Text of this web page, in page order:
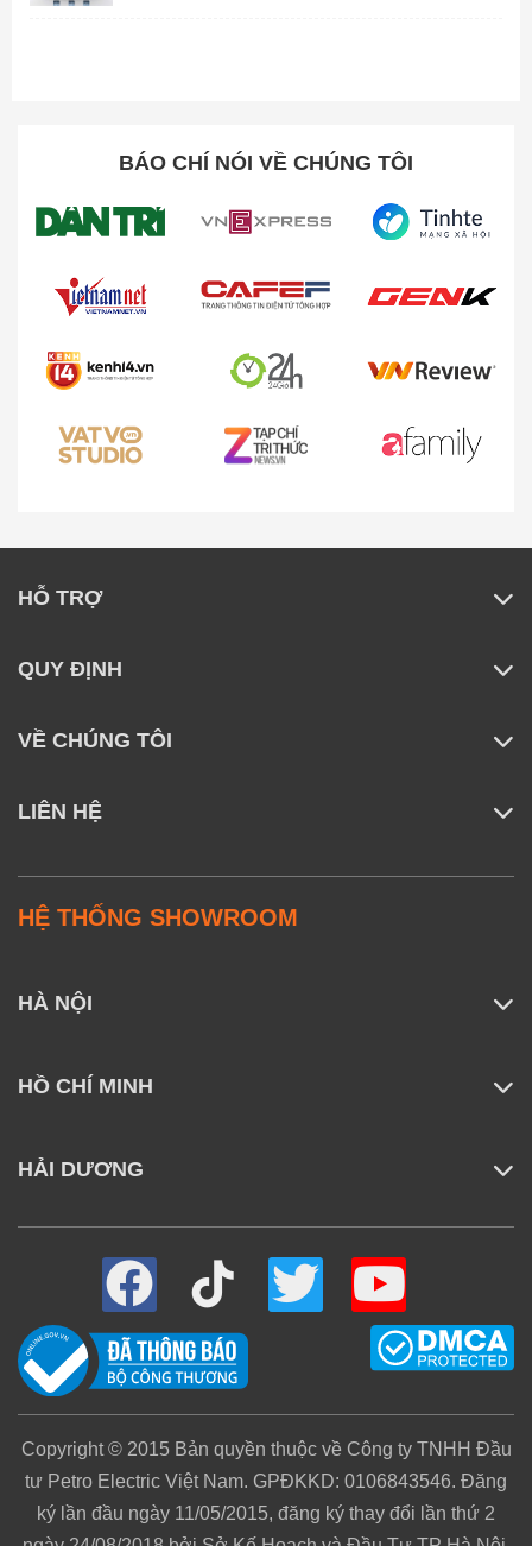
BÁO CHÍ NÓI VỀ CHÚNG TÔI
HỖ TRỢ
QUY ĐỊNH
VỀ CHÚNG TÔI
LIÊN HỆ
HỆ THỐNG SHOWROOM
HÀ NỘI
HỒ CHÍ MINH
HẢI DƯƠNG
Copyright © 2015 Bản quyền thuộc về Công ty TNHH Đầu
tư Petro Electric Việt Nam. GPĐKKD: 0106843546. Đăng
ký lần đầu ngày 11/05/2015, đăng ký thay đổi lần thứ 2